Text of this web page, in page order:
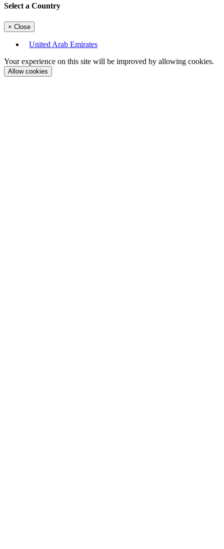
Select a Country
× Close
United Arab Emirates
Your experience on this site will be improved by allowing cookies.
Allow cookies